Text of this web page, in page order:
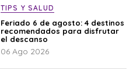
TIPS Y SALUD
Feriado 6 de agosto: 4 destinos
recomendados para disfrutar
el descanso
06 Ago 2026